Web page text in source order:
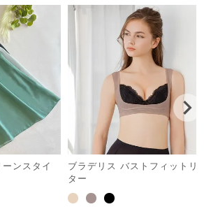
ンスタイ
ブラデリス バストフィットリ
ター